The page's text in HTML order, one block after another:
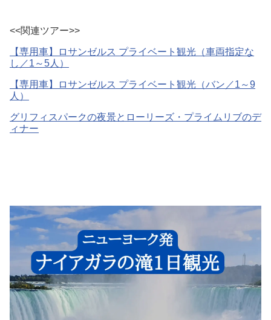
<<関連ツアー>>
【専用車】ロサンゼルス プライベート観光（車両指定な
し／1～5人）
【専用車】ロサンゼルス プライベート観光（バン／1～9
人）
グリフィスパークの夜景とローリーズ・プライムリブのデ
ィナー